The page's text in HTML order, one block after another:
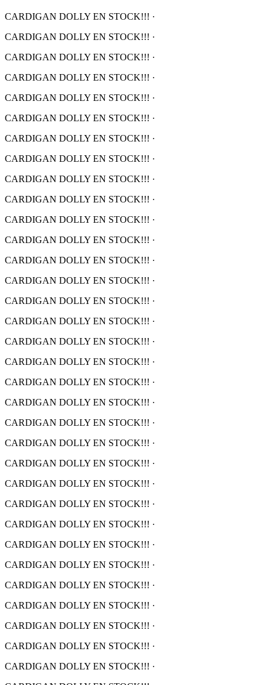
CARDIGAN DOLLY EN STOCK!!! ·
CARDIGAN DOLLY EN STOCK!!! ·
CARDIGAN DOLLY EN STOCK!!! ·
CARDIGAN DOLLY EN STOCK!!! ·
CARDIGAN DOLLY EN STOCK!!! ·
CARDIGAN DOLLY EN STOCK!!! ·
CARDIGAN DOLLY EN STOCK!!! ·
CARDIGAN DOLLY EN STOCK!!! ·
CARDIGAN DOLLY EN STOCK!!! ·
CARDIGAN DOLLY EN STOCK!!! ·
CARDIGAN DOLLY EN STOCK!!! ·
CARDIGAN DOLLY EN STOCK!!! ·
CARDIGAN DOLLY EN STOCK!!! ·
CARDIGAN DOLLY EN STOCK!!! ·
CARDIGAN DOLLY EN STOCK!!! ·
CARDIGAN DOLLY EN STOCK!!! ·
CARDIGAN DOLLY EN STOCK!!! ·
CARDIGAN DOLLY EN STOCK!!! ·
CARDIGAN DOLLY EN STOCK!!! ·
CARDIGAN DOLLY EN STOCK!!! ·
CARDIGAN DOLLY EN STOCK!!! ·
CARDIGAN DOLLY EN STOCK!!! ·
CARDIGAN DOLLY EN STOCK!!! ·
CARDIGAN DOLLY EN STOCK!!! ·
CARDIGAN DOLLY EN STOCK!!! ·
CARDIGAN DOLLY EN STOCK!!! ·
CARDIGAN DOLLY EN STOCK!!! ·
CARDIGAN DOLLY EN STOCK!!! ·
CARDIGAN DOLLY EN STOCK!!! ·
CARDIGAN DOLLY EN STOCK!!! ·
CARDIGAN DOLLY EN STOCK!!! ·
CARDIGAN DOLLY EN STOCK!!! ·
CARDIGAN DOLLY EN STOCK!!! ·